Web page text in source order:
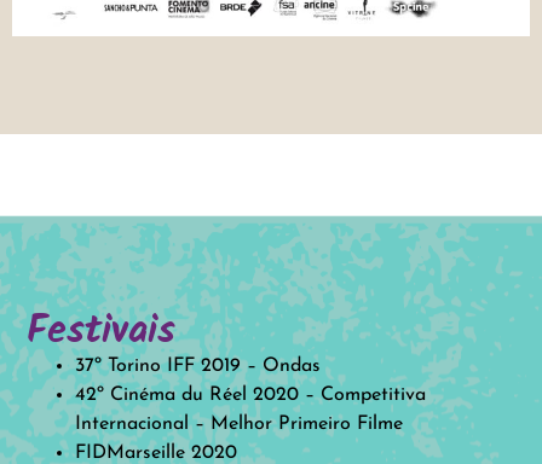
Festivais
37º Torino IFF 2019 – Ondas
42º Cinéma du Réel 2020 – Competitiva
Internacional – Melhor Primeiro Filme
FIDMarseille 2020